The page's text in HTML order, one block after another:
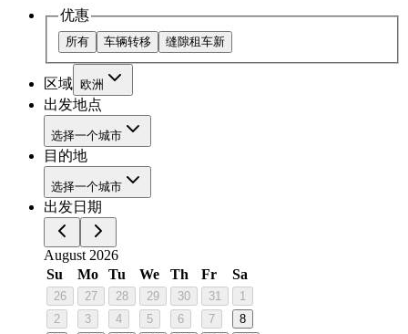
优惠
所有 车辆转移 缝隙租车新
区域 欧洲
出发地点
选择一个城市
目的地
选择一个城市
出发日期
August 2026
Su
Mo Tu We Th Fr Sa
26 27 28 29 30 31
1
2
3 4 5 6 7
8